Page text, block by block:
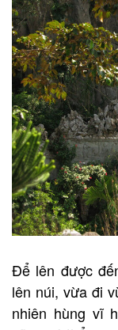
Để lên được
lên núi, vừa đi
nhiên hùng vĩ